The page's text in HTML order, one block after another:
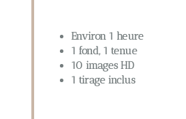
Environ 1 heure
1 fond, 1 tenue
10 images HD
1 tirage inclus